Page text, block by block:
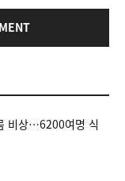
비상…6200여명 식